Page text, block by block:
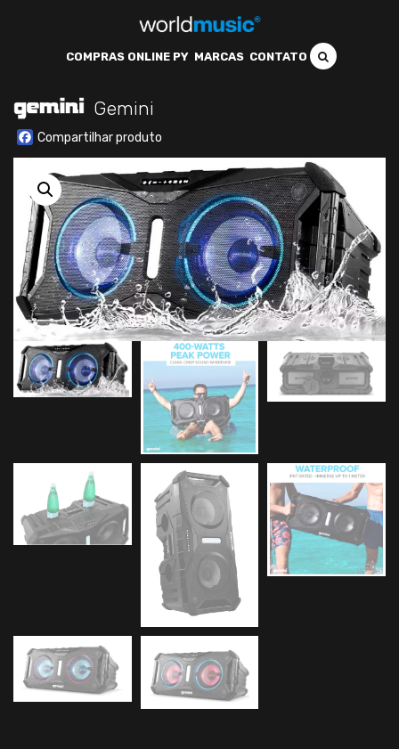
COMPRAS ONLINE PY MARCAS CONTATO
Gemini
Facebook